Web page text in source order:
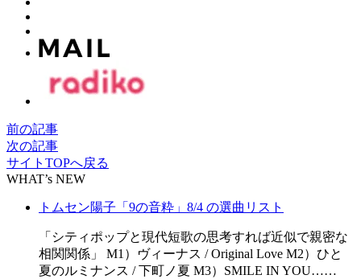
前の記事
次の記事
サイトTOPへ戻る
WHAT’s NEW
トムセン陽子「9の音粋」8/4 の選曲リスト
「シティポップと現代短歌の思考すれば近似で親密な
相関関係」 M1）ヴィーナス / Original Love M2）ひと
夏のルミナンス / 下町ノ夏 M3）SMILE IN YOU……